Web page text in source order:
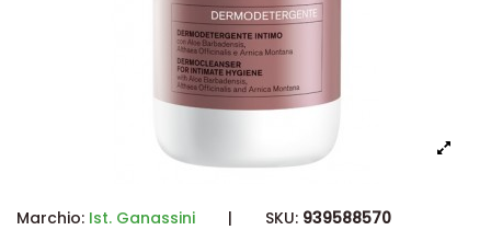
Marchio: Ist. Ganassini | SKU: 939588570